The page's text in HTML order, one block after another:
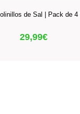
de Sal | Pack de 4
29,99€